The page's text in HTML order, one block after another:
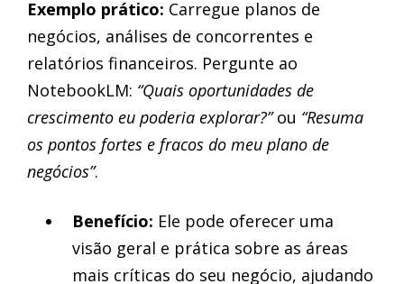
Exemplo prático: Carregue planos de
negócios, análises de concorrentes e
relatórios financeiros. Pergunte ao
NotebookLM: “Quais oportunidades de
crescimento eu poderia explorar?”ou “Resuma
os pontos fortes e fracos do meu plano de
negócios”.
Benefício: Ele pode oferecer uma
visão geral e prática sobre as áreas
mais críticas do seu negócio, ajudando